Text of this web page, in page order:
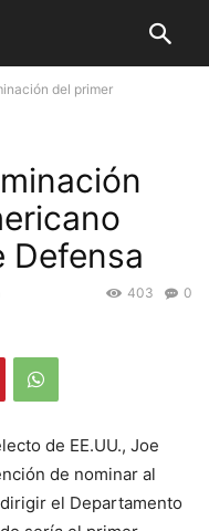
del primer
Defensa
0
403
de EE.UU., Joe
de nominar al
el Departamento